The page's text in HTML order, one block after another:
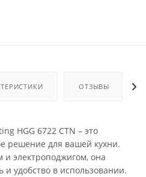
ОТЗЫВЫ
HGG 6722 CTN – это
решение для вашей кухни.
электроподжигом, она
и удобство в использовании.